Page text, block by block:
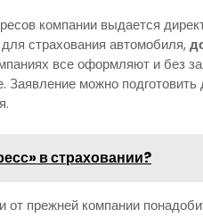
компании выдается
страхования автомобиля,
все оформляют и без
можно подготовить
в страховании?
прежней компании